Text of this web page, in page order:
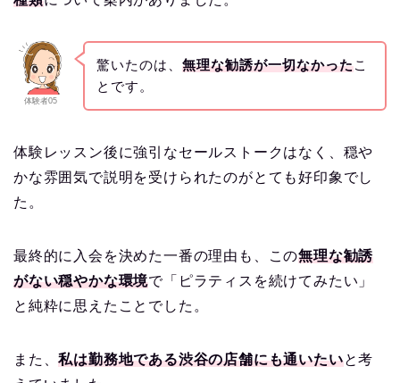
体験者05
驚いたのは、 無理な勧誘が一切なかったこ
とです。
体験レッスン後に強引なセールストークはなく、穏や
かな雰囲気で説明を受けられたのがとても好印象でし
た。
最終的に入会を決めた一番の理由も、この無理な勧誘
がない穏やかな環境で「ピラティスを続けてみたい」
と純粋に思えたことでした。
また、私は勤務地である渋谷の店舗にも通いたいと考